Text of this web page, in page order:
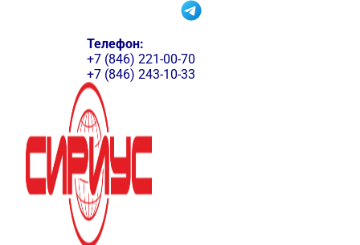
Телефон:
+7 (846) 221-00-70
+7 (846) 243-10-33